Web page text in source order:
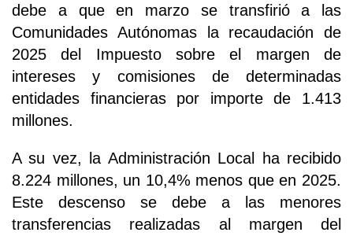
debe a que en marzo se transfirió a las
Comunidades Autónomas la recaudación de
2025 del Impuesto sobre el margen de
intereses y comisiones de determinadas
entidades financieras por importe de 1.413
millones.
A su vez, la Administración Local ha recibido
8.224 millones, un 10,4% menos que en 2025.
Este descenso se debe a las menores
transferencias realizadas al margen del